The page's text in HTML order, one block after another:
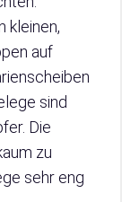
kleinen,
auf
sind
Die
zu
sehr eng